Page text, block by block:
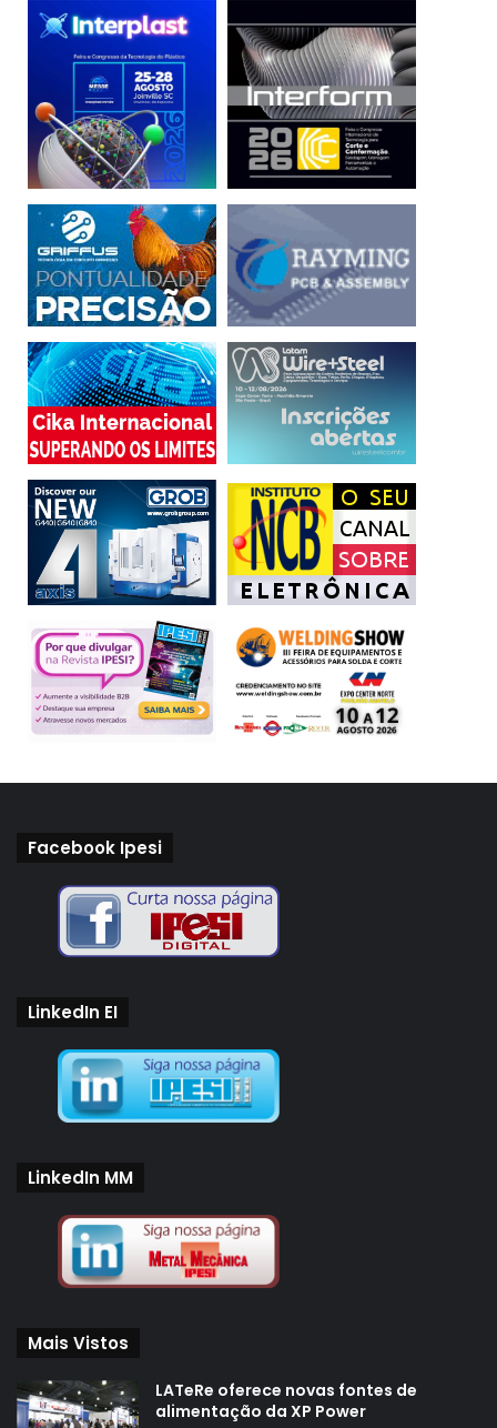
Facebook Ipesi
LinkedIn EI
LinkedIn MM
Mais Vistos
LATeRe oferece novas fontes de
alimentação da XP Power